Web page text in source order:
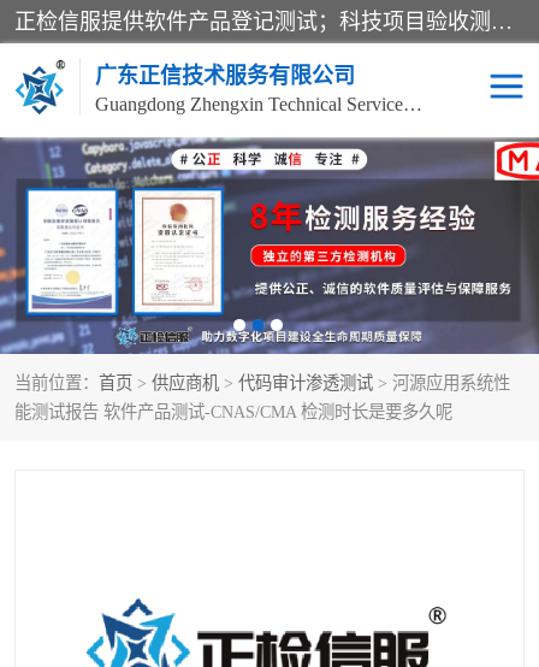
正检信服提供软件产品登记测试；科技项目验收测试；产品确认测试；功能测试；性能测试；安全测试；代码审计测试；漏洞扫描测试；渗透测试；风险评估测试；信息安全等级保护测评；双软认定；实验室建设质量体系建设；软件着作权、软件评测等服务。
广东正信技术服务有限公司
Guangdong Zhengxin Technical Service Co., Ltd
当前位置： 首页 > 供应商机 > 代码审计渗透测试 > 河源应用系统性
能测试报告 软件产品测试-CNAS/CMA 检测时长是要多久呢
电子政务验收测评 数字信息化验收测评
应用软件系统测试 信息系统漏洞扫描
科技成果鉴定测试 软件产品登记测试
信息安全风险评估 系统性能效率测试